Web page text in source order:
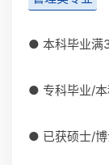
● 本科毕业满
● 专科毕业/本
● 已获硕士/